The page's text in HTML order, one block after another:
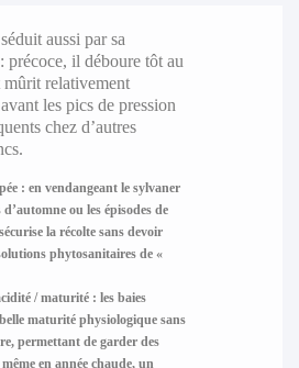
aussi par sa
précoce, il déboure tôt au
mûrit relativement
les pics de pression
chez d’autres
: en vendangeant le sylvaner
ou les épisodes de
la récolte sans devoir
phytosanitaires de «
/ maturité: les baies
maturité physiologique sans
permettant de garder des
en année chaude, un